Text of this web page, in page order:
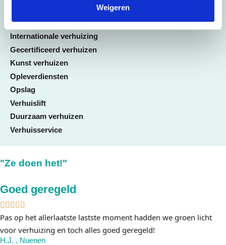
Weigeren
ICT-verhuisservice
Internationale verhuizing
Gecertificeerd verhuizen
Kunst verhuizen
Opleverdiensten
Opslag
Verhuislift
Duurzaam verhuizen
Verhuisservice
"Ze doen het!"
Goed geregeld
Pas op het allerlaatste lastste moment hadden we groen licht
voor verhuizing en toch alles goed geregeld!
H.J. , Nuenen